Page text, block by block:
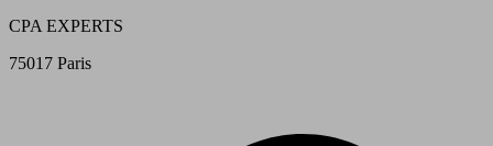
CPA EXPERTS
75017 Paris